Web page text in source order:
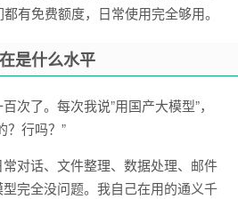
有免费额度，日常使用完全够用。
是什么水平
次了。每次我说”用国产大模型”，
？行吗？”
对话、文件整理、数据处理、邮件
完全没问题。我自己在用的通义千